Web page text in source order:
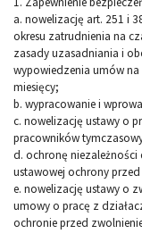
a. nowelizację art. 251 i
okresu zatrudnienia na
zasady uzasadniania i
wypowiedzenia umów na
miesięcy;
b. wypracowanie i
c. nowelizację ustawy o
pracowników
d. ochronę
ustawowej ochrony
e. nowelizację ustawy o
umowy o pracę z
ochronie przed